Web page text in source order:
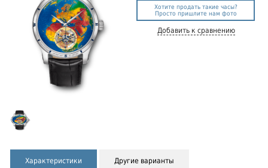
Хотите продать такие часы?
Просто пришлите нам фото
Добавить к сравнению
Характеристики Другие варианты